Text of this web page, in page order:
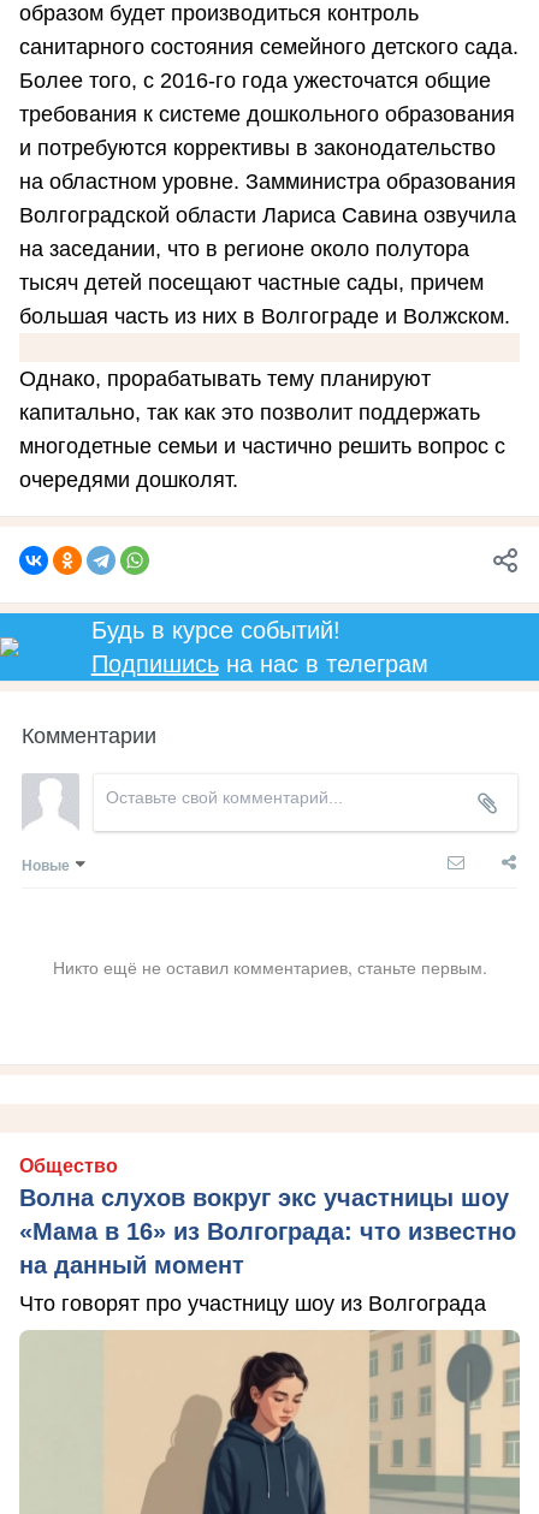
образом будет производиться контроль
санитарного состояния семейного детского сада.
Более того, с 2016-го года ужесточатся общие
требования к системе дошкольного образования
и потребуются коррективы в законодательство
на областном уровне. Замминистра образования
Волгоградской области Лариса Савина озвучила
на заседании, что в регионе около полутора
тысяч детей посещают частные сады, причем
большая часть из них в Волгограде и Волжском.
Однако, прорабатывать тему планируют
капитально, так как это позволит поддержать
многодетные семьи и частично решить вопрос с
очередями дошколят.
Будь в курсе событий!
Подпишисьна нас в телеграм
Комментарии
Новые
Никто ещё не оставил комментариев, станьте первым.
Общество
Волна слухов вокруг экс участницы шоу
«Мама в 16» из Волгограда: что известно
на данный момент
Что говорят про участницу шоу из Волгограда